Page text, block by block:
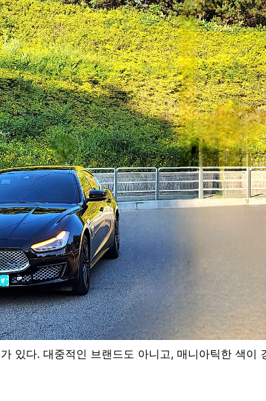
있다. 대중적인 브랜드도 아니고, 매니아틱한 색이